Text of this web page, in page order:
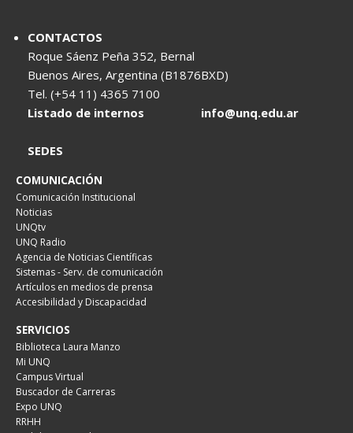
CONTACTOS
Roque Sáenz Peña 352, Bernal
Buenos Aires, Argentina (B1876BXD)
Tel. (+54 11) 4365 7100
Listado de internos
info@unq.edu.ar
SEDES
COMUNICACIÓN
Comunicación Institucional
Noticias
UNQtv
UNQ Radio
Agencia de Noticias Científicas
Sistemas - Serv. de comunicación
Artículos en medios de prensa
Accesibilidad y Discapacidad
SERVICIOS
Biblioteca Laura Manzo
Mi UNQ
Campus Virtual
Buscador de Carreras
Expo UNQ
RRHH